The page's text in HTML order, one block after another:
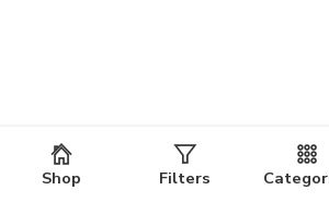
Shop Filters